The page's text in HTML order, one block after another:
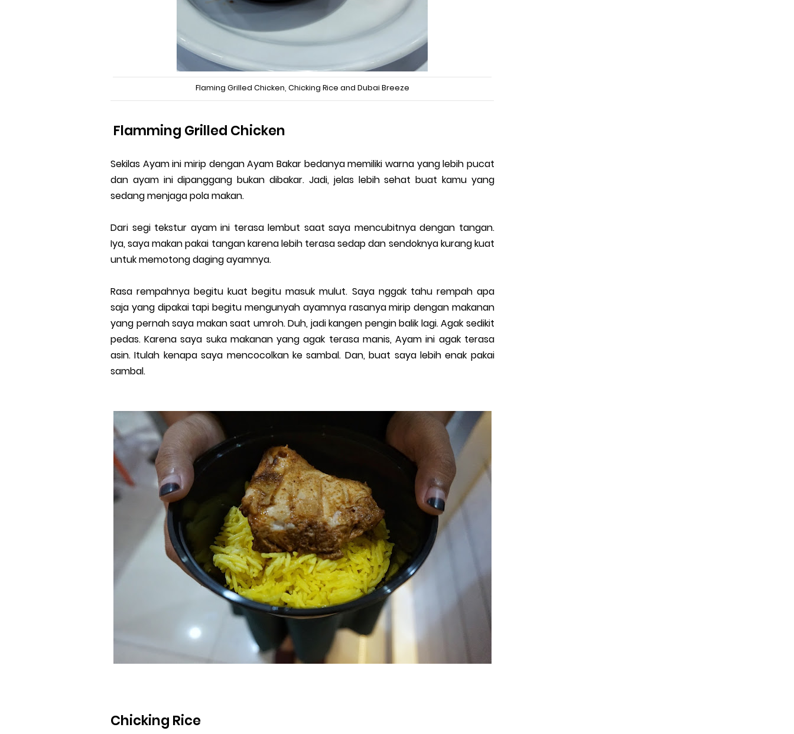
Flaming Grilled Chicken, Chicking Rice and Dubai Breeze
Flamming Grilled Chicken
Sekilas Ayam ini mirip dengan Ayam Bakar bedanya memiliki warna yang lebih pucat
dan ayam ini dipanggang bukan dibakar. Jadi, jelas lebih sehat buat kamu yang
sedang menjaga pola makan.
Dari segi tekstur ayam ini terasa lembut saat saya mencubitnya dengan tangan.
Iya, saya makan pakai tangan karena lebih terasa sedap dan sendoknya kurang kuat
untuk memotong daging ayamnya.
Rasa rempahnya begitu kuat begitu masuk mulut. Saya nggak tahu rempah apa
saja yang dipakai tapi begitu mengunyah ayamnya rasanya mirip dengan makanan
yang pernah saya makan saat umroh. Duh, jadi kangen pengin balik lagi. Agak sedikit
pedas. Karena saya suka makanan yang agak terasa manis, Ayam ini agak terasa
asin. Itulah kenapa saya mencocolkan ke sambal. Dan, buat saya lebih enak pakai
sambal.
Chicking Rice